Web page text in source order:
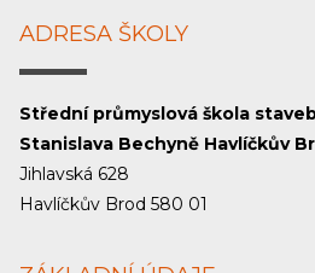
ADRESA ŠKOLY
Střední průmyslová škola
Stanislava Bechyně Havlíčkův
Jihlavská 628
Havlíčkův Brod 580 01